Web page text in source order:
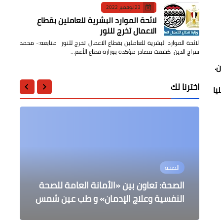
23 نوفمبر 2022
لائحة الموارد البشرية للعاملين بقطاع
الاعمال تخرج للنور
لائحة الموارد البشرية للعاملين بقطاع الاعمال تخرج للنور متابعه:- محمد
سراج الدين كشفت مصادر مؤكدة بوزارة قطاع الأعم…
اخترنا لك
الصحة
الصحة: تعاون بين «الأمانة العامة للصحة
النفسية وعلاج الإدمان» و طب عين شمس
عالمى
البيت الأبيض سوف يستخدم حق الفيتو
لتقديم مساعدات لاسرائيل
أخبار مصر
مدبولي يتابع جهود توافر السلع
والمنتجات مع اقتراب شهر رمضان
التعليم
بدء تظلمات الشهادة الإعدادية بالمنوفية
إلى معالى وزير السياحة والآثار .. الدفاع
عن الحضارة تكشف عن فيديو كارثة يجسّد
العبث بآثار مصر